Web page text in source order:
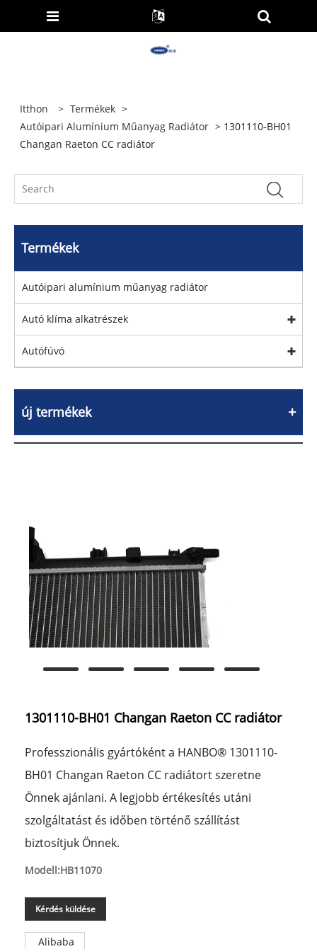
Itthon > Termékek >
Autóipari Alumínium Műanyag Radiátor > 1301110-BH01
Changan Raeton CC radiátor
Termékek
Autóipari alumínium műanyag radiátor
Autó klíma alkatrészek
Autófúvó
új termékek
1301110-BH01 Changan Raeton CC radiátor
Professzionális gyártóként a HANBO® 1301110-
BH01 Changan Raeton CC radiátort szeretne
Önnek ajánlani. A legjobb értékesítés utáni
szolgáltatást és időben történő szállítást
biztosítjuk Önnek.
Modell:HB11070
Kérdés küldése
Alibaba